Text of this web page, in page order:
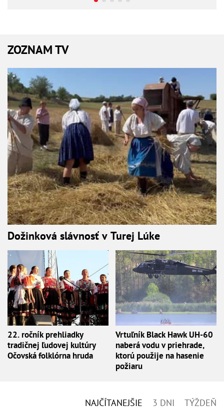
ZOZNAM TV
Dožinková slávnosť v Turej Lúke
22. ročník prehliadky
tradičnej ľudovej kultúry
Očovská folklórna hruda
Vrtuľník Black Hawk UH-60
naberá vodu v priehrade,
ktorú použije na hasenie
požiaru
NAJČÍTANEJŠIE 3 DNI TÝŽDEŇ